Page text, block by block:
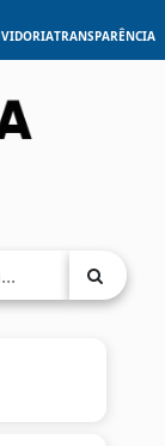
TRANSPARÊNCIA